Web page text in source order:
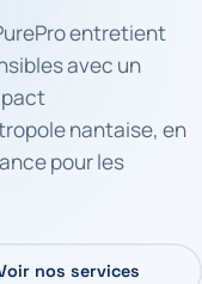
entretient
avec un
nantaise, en
pour les
nos services